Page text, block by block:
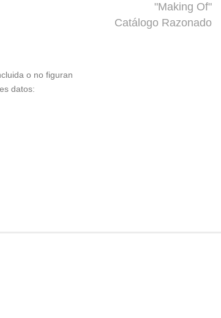
"Making Of"
Catálogo Razonado
o no figuran
datos: